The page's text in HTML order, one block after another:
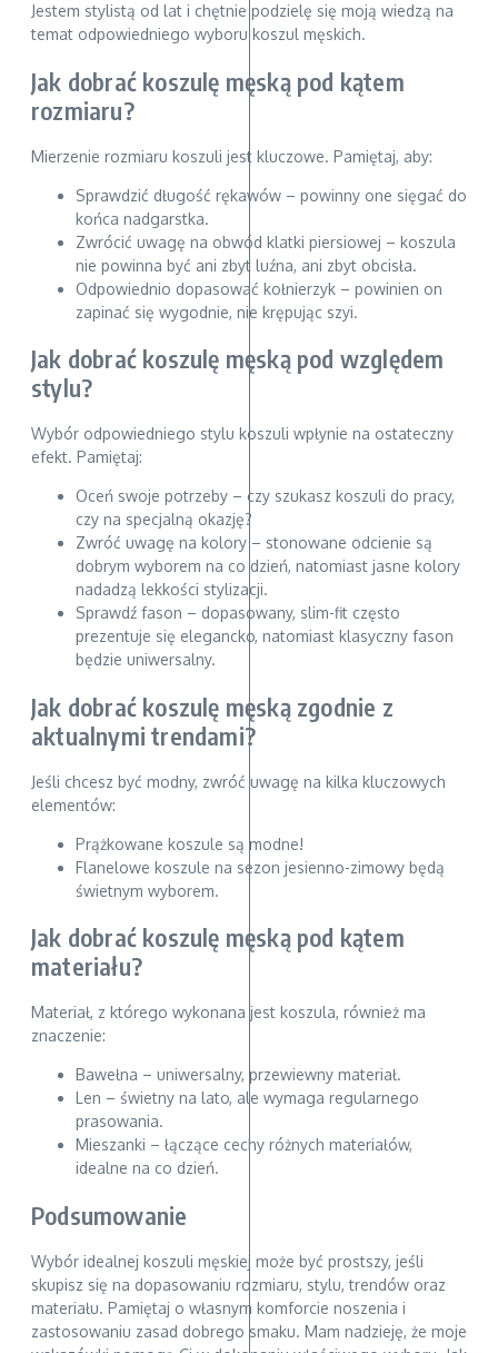
Jestem stylistą od lat i chętnie podzielę się moją wiedzą na
temat odpowiedniego wyboru koszul męskich.
Jak dobrać koszulę męską pod kątem
rozmiaru?
Mierzenie rozmiaru koszuli jest kluczowe. Pamiętaj, aby:
Sprawdzić długość rękawów – powinny one sięgać do
końca nadgarstka.
Zwrócić uwagę na obwód klatki piersiowej – koszula
nie powinna być ani zbyt luźna, ani zbyt obcisła.
Odpowiednio dopasować kołnierzyk – powinien on
zapinać się wygodnie, nie krępując szyi.
Jak dobrać koszulę męską pod względem
stylu?
Wybór odpowiedniego stylu koszuli wpłynie na ostateczny
efekt. Pamiętaj:
Oceń swoje potrzeby – czy szukasz koszuli do pracy,
czy na specjalną okazję?
Zwróć uwagę na kolory – stonowane odcienie są
dobrym wyborem na co dzień, natomiast jasne kolory
nadadzą lekkości stylizacji.
Sprawdź fason – dopasowany, slim-fit często
prezentuje się elegancko, natomiast klasyczny fason
będzie uniwersalny.
Jak dobrać koszulę męską zgodnie z
aktualnymi trendami?
Jeśli chcesz być modny, zwróć uwagę na kilka kluczowych
elementów:
Prążkowane koszule są modne!
Flanelowe koszule na sezon jesienno-zimowy będą
świetnym wyborem.
Jak dobrać koszulę męską pod kątem
materiału?
Materiał, z którego wykonana jest koszula, również ma
znaczenie:
Bawełna – uniwersalny, przewiewny materiał.
Len – świetny na lato, ale wymaga regularnego
prasowania.
Mieszanki – łączące cechy różnych materiałów,
idealne na co dzień.
Podsumowanie
Wybór idealnej koszuli męskiej może być prostszy, jeśli
skupisz się na dopasowaniu rozmiaru, stylu, trendów oraz
materiału. Pamiętaj o własnym komforcie noszenia i
zastosowaniu zasad dobrego smaku. Mam nadzieję, że moje